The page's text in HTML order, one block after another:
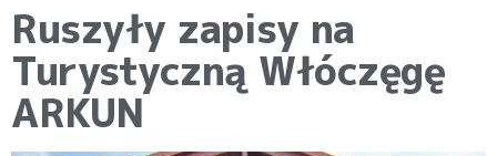
Ruszyły zapisy na
Turystyczną Włóczęgę
ARKUN